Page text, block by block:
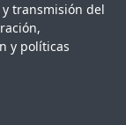
transmisión del
y políticas